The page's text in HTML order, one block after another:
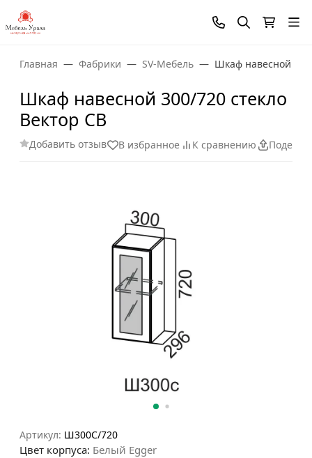
Главная Фабрики SV-Мебель Шкаф навесной
Шкаф навесной 300/720 стекло
Вектор СВ
Добавить отзыв В избранное К сравнению
Артикул: Ш300С/720
Цвет корпуса: Белый Egger